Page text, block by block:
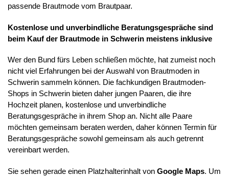
passende Brautmode vom Brautpaar.
Kostenlose und unverbindliche Beratungsgespräche sind
beim Kauf der Brautmode in Schwerin meistens inklusive
Wer den Bund fürs Leben schließen möchte, hat zumeist noch
nicht viel Erfahrungen bei der Auswahl von Brautmoden in
Schwerin sammeln können. Die fachkundigen Brautmoden-
Shops in Schwerin bieten daher jungen Paaren, die ihre
Hochzeit planen, kostenlose und unverbindliche
Beratungsgespräche in ihrem Shop an. Nicht alle Paare
möchten gemeinsam beraten werden, daher können Termin für
Beratungsgespräche sowohl gemeinsam als auch getrennt
vereinbart werden.
Sie sehen gerade einen Platzhalterinhalt von Google Maps. Um